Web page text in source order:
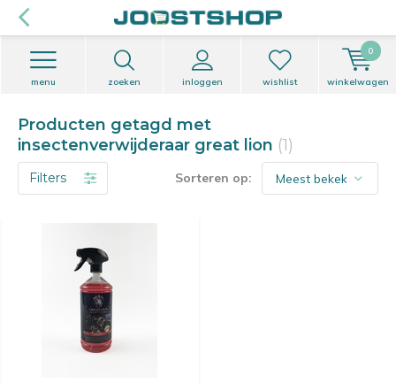
zoeken inloggen
menu wishlist winkelwagen
0
Producten getagd met
insectenverwijderaar great lion (1)
Filters Sorteren op: